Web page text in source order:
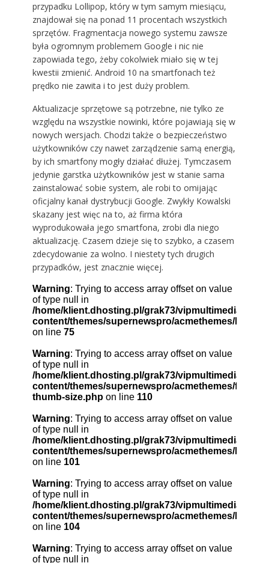
przypadku Lollipop, który w tym samym miesiącu,
znajdował się na ponad 11 procentach wszystkich
sprzętów. Fragmentacja nowego systemu zawsze
była ogromnym problemem Google i nic nie
zapowiada tego, żeby cokolwiek miało się w tej
kwestii zmienić. Android 10 na smartfonach też
prędko nie zawita i to jest duży problem.
Aktualizacje sprzętowe są potrzebne, nie tylko ze
względu na wszystkie nowinki, które pojawiają się w
nowych wersjach. Chodzi także o bezpieczeństwo
użytkowników czy nawet zarządzenie samą energią,
by ich smartfony mogły działać dłużej. Tymczasem
jedynie garstka użytkowników jest w stanie sama
zainstalować sobie system, ale robi to omijając
oficjalny kanał dystrybucji Google. Zwykły Kowalski
skazany jest więc na to, aż firma która
wyprodukowała jego smartfona, zrobi dla niego
aktualizację. Czasem dzieje się to szybko, a czasem
zdecydowanie za wolno. I niestety tych drugich
przypadków, jest znacznie więcej.